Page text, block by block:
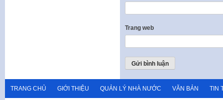
Trang web
TRANG CHỦ GIỚI THIỆU QUẢN LÝ NHÀ NƯỚC VĂN BẢN TIN